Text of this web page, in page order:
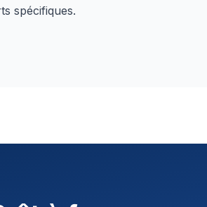
spécifiques.